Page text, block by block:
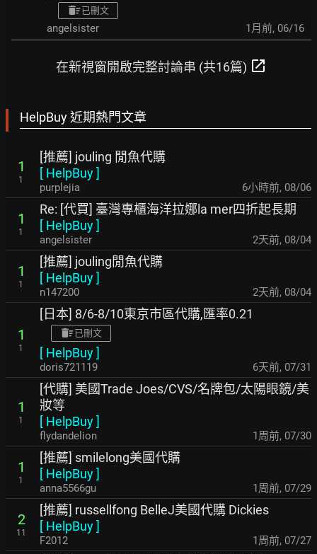
已刪文
angelsister 1月前, 06/16
在新視窗開啟完整討論串 (共16篇) open_in_new
HelpBuy 近期熱門文章
1
1
[推薦] jouling 閒魚代購
[ HelpBuy]
purplejia 6小時前, 08/06
1
1
Re: [代買] 臺灣專櫃海洋拉娜la mer四折起長期
[ HelpBuy]
angelsister 2天前, 08/04
1
1
[推薦] jouling閒魚代購
[ HelpBuy]
n147200 2天前, 08/04
1
1
[日本] 8/6-8/10東京市區代購,匯率0.21
已刪文
[ HelpBuy]
doris721119 6天前, 07/31
1
1
[代購] 美國Trade Joes/CVS/名牌包/太陽眼鏡/美
妝等
[ HelpBuy]
flydandelion 1周前, 07/30
1
1
[推薦] smilelong美國代購
[ HelpBuy]
anna5566gu 1周前, 07/29
2
11
[推薦] russellfong BelleJ美國代購 Dickies
[ HelpBuy]
F2012 1周前, 07/27